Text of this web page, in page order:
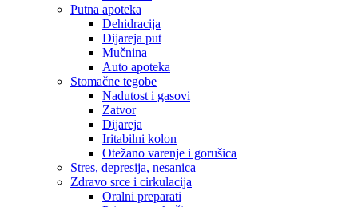
Putna apoteka
Dehidracija
Dijareja put
Mučnina
Auto apoteka
Stomačne tegobe
Nadutost i gasovi
Zatvor
Dijareja
Iritabilni kolon
Otežano varenje i gorušica
Stres, depresija, nesanica
Zdravo srce i cirkulacija
Oralni preparati